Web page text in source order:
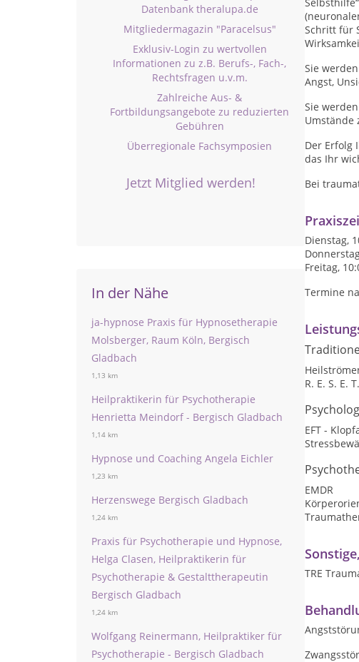
Datenbank theralupa.de
Mitgliedermagazin "Paracelsus"
Exklusiv-Login zu wertvollen
Informationen zu z.B. Berufs-, Fach-,
Rechtsfragen u.v.m.
Zahlreiche Aus- &
Fortbildungsangebote zu reduzierten
Gebühren
Überregionale Fachsymposien
Jetzt Mitglied werden!
In der Nähe
ja-hypnose Praxis für Hypnosetherapie
Molsberger, Raum Köln, Bergisch
Gladbach
1,13 km
Heilpraktikerin für Psychotherapie
Henrietta Meindorf - Bergisch Gladbach
1,14 km
Hypnose und Coaching Angela Eichler
1,23 km
Herzenswege Bergisch Gladbach
1,24 km
Praxis für Psychotherapie und Hypnose,
Helga Clasen, Heilpraktikerin für
Psychotherapie & Gestalttherapeutin
Bergisch Gladbach
1,24 km
Wolfgang Reinermann, Heilpraktiker für
Psychotherapie - Bergisch Gladbach
Schritt für
Sie werden
Angst,
Sie werden
Umstände
Der Erfolg
das Ihr
Bei
Dienstag,
Freitag,
Termine
R. E. S. E. T.
EFT -
EMDR
TRE